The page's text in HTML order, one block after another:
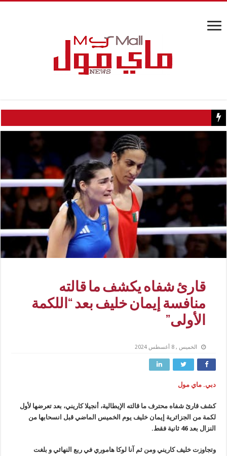
كيف تسبب سائح كويتي في إغلاق منزل عبدالحليم حافظ ومنع
قارئ شفاه يكشف ما قالته
منافسة إيمان خليف بعد “اللكمة
الأولى”
الخميس , 8 أغسطس 2024
دبي. ماي مول
كشف قارئ شفاه محترف ما قالته الإيطالية، أنجيلا كاريني، بعد تعرضها لأول
لكمة من الجزائرية إيمان خليف يوم الخميس الماضي قبل انسحابها من
النزال بعد 46 ثانية فقط.
وتجاوزت خليف كاريني ومن ثم آنا لوكا هاموري في ربع النهائي و بلغت